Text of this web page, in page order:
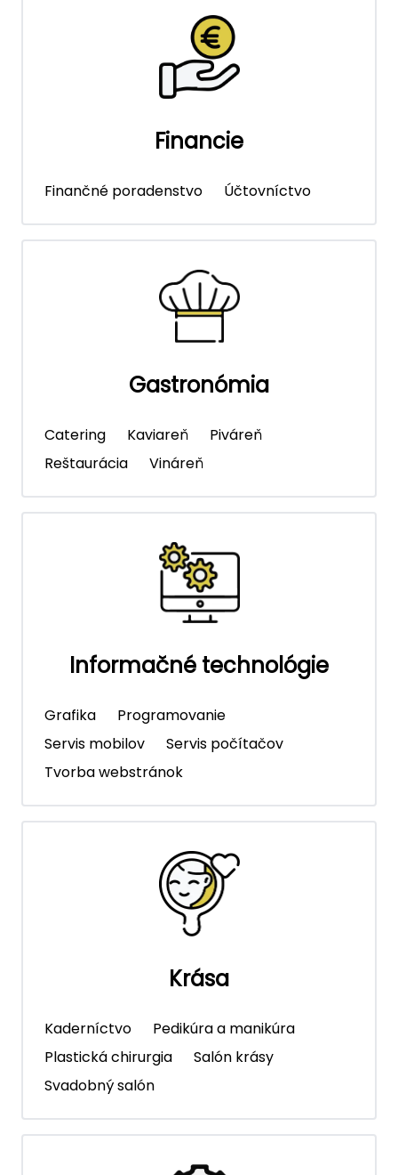
Financie
Finančné poradenstvo Účtovníctvo
Gastronómia
Catering Kaviareň
Piváreň
Reštaurácia
Vináreň
Informačné technológie
Grafika
Programovanie
Servis mobilov
Servis počítačov
Tvorba webstránok
Krása
Kaderníctvo
Pedikúra a manikúra
Plastická chirurgia
Salón krásy
Svadobný salón